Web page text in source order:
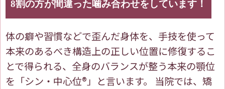
8割の方が間違った噛み合わせをしています！
体の癖や習慣などで歪んだ身体を、手技を使って
本来のあるべき構造上の正しい位置に修復するこ
とで得られる、全身のバランスが整う本来の顎位
を「シン・中心位®️」と言います。 当院では、矯